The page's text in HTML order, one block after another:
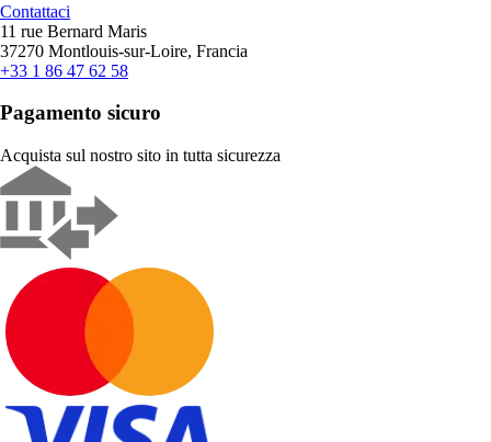
Contattaci
11 rue Bernard Maris
37270 Montlouis-sur-Loire, Francia
+33 1 86 47 62 58
Pagamento sicuro
Acquista sul nostro sito in tutta sicurezza